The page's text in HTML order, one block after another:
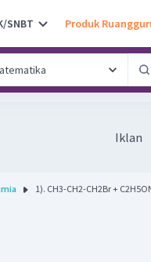
SNBT Produk
Iklan
1). CH3-CH2-CH2Br +